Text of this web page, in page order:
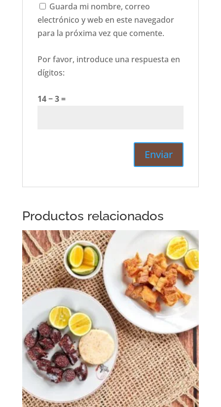
Guarda mi nombre, correo
electrónico y web en este navegador
para la próxima vez que comente.
Por favor, introduce una respuesta en
dígitos:
14 − 3 =
Productos relacionados